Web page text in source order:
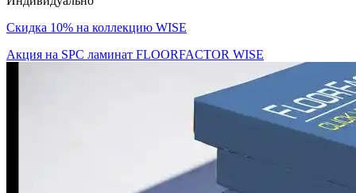
Скидка 10% на коллекцию WISE
Акция на SPC ламинат FLOORFACTOR WISE